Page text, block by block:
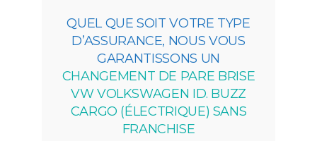
QUEL QUE SOIT VOTRE TYPE
D’ASSURANCE, NOUS VOUS
GARANTISSONS UN
CHANGEMENT DE PARE BRISE
VW VOLKSWAGEN ID. BUZZ
CARGO (ÉLECTRIQUE) SANS
FRANCHISE